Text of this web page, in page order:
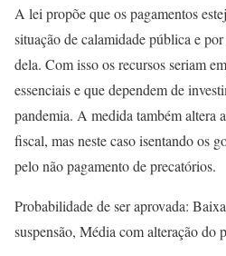
A lei propõe que os pagamentos
situação de calamidade pública e
dela. Com isso os recursos seriam
essenciais e que dependem de
pandemia. A medida também altera
fiscal, mas neste caso isentando os
pelo não pagamento de precatórios.
Probabilidade de ser aprovada:
suspensão, Média com alteração do